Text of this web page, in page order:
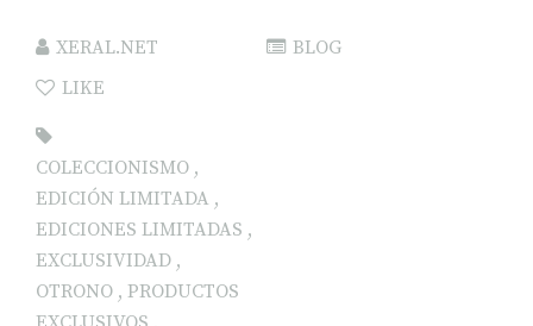
XERAL.NET
BLOG
LIKE
COLECCIONISMO ,
EDICIÓN LIMITADA ,
EDICIONES LIMITADAS ,
EXCLUSIVIDAD ,
OTRONO , PRODUCTOS